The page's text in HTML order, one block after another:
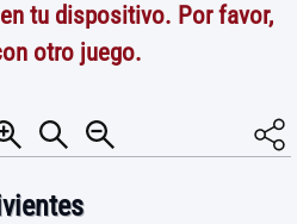
tu dispositivo. Por favor,
otro juego.